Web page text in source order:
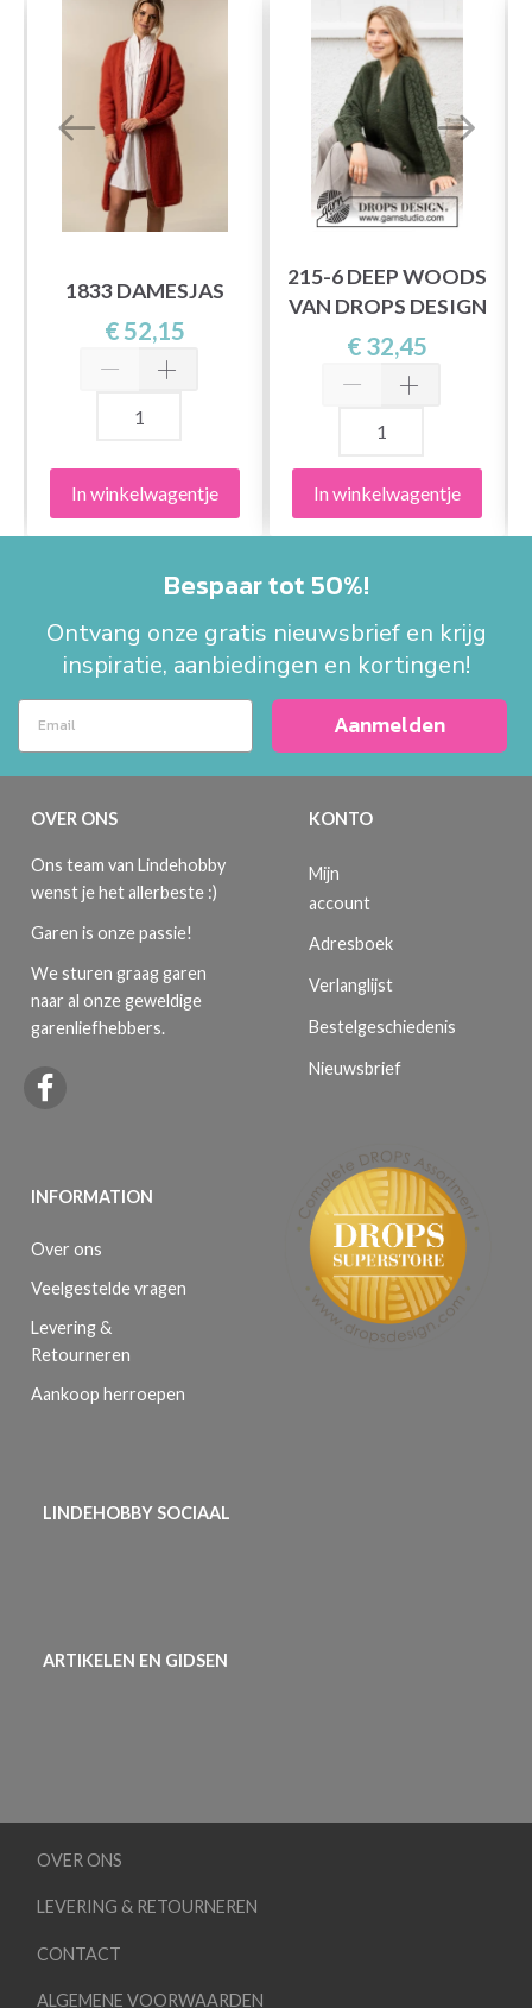
1833 DAMESJAS
€ 52,15
In winkelwagentje
215-6 DEEP WOODS
VAN DROPS DESIGN
€ 32,45
In winkelwagentje
Bespaar tot 50%!
Ontvang onze gratis nieuwsbrief en krijg
inspiratie, aanbiedingen en kortingen!
Aanmelden
OVER ONS
Ons team van Lindehobby
wenst je het allerbeste :)
Garen is onze passie!
We sturen graag garen
naar al onze geweldige
garenliefhebbers.
INFORMATION
Over ons
Veelgestelde vragen
Levering &
Retourneren
Aankoop herroepen
KONTO
Mijn
account
Adresboek
Verlanglijst
Bestelgeschiedenis
Nieuwsbrief
LINDEHOBBY SOCIAAL
ARTIKELEN EN GIDSEN
OVER ONS
LEVERING & RETOURNEREN
CONTACT
ALGEMENE VOORWAARDEN